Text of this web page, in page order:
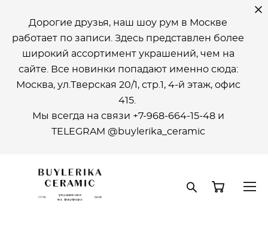
Дорогие друзья, наш шоу рум в Москве
работает по записи. Здесь представлен более
широкий ассортимент украшений, чем на
сайте. Все новинки попадают именно сюда:
Москва, ул.Тверская 20/1, стр.1, 4-й этаж, офиc
415.
Мы всегда на связи +7-968-664-15-48 и
ТELEGRAM @buylerika_ceramic